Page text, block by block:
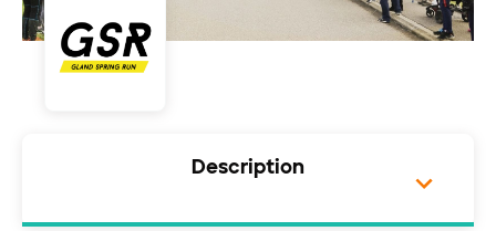
Description